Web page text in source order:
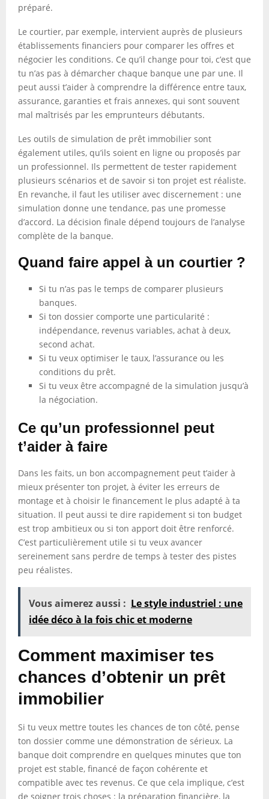
préparé.
Le courtier, par exemple, intervient auprès de plusieurs
établissements financiers pour comparer les offres et
négocier les conditions. Ce qu’il change pour toi, c’est que
tu n’as pas à démarcher chaque banque une par une. Il
peut aussi t’aider à comprendre la différence entre taux,
assurance, garanties et frais annexes, qui sont souvent
mal maîtrisés par les emprunteurs débutants.
Les outils de simulation de prêt immobilier sont
également utiles, qu’ils soient en ligne ou proposés par
un professionnel. Ils permettent de tester rapidement
plusieurs scénarios et de savoir si ton projet est réaliste.
En revanche, il faut les utiliser avec discernement : une
simulation donne une tendance, pas une promesse
d’accord. La décision finale dépend toujours de l’analyse
complète de la banque.
Quand faire appel à un courtier ?
Si tu n’as pas le temps de comparer plusieurs
banques.
Si ton dossier comporte une particularité :
indépendance, revenus variables, achat à deux,
second achat.
Si tu veux optimiser le taux, l’assurance ou les
conditions du prêt.
Si tu veux être accompagné de la simulation jusqu’à
la négociation.
Ce qu’un professionnel peut
t’aider à faire
Dans les faits, un bon accompagnement peut t’aider à
mieux présenter ton projet, à éviter les erreurs de
montage et à choisir le financement le plus adapté à ta
situation. Il peut aussi te dire rapidement si ton budget
est trop ambitieux ou si ton apport doit être renforcé.
C’est particulièrement utile si tu veux avancer
sereinement sans perdre de temps à tester des pistes
peu réalistes.
Vous aimerez aussi : Le style industriel : une
idée déco à la fois chic et moderne
Comment maximiser tes
chances d’obtenir un prêt
immobilier
Si tu veux mettre toutes les chances de ton côté, pense
ton dossier comme une démonstration de sérieux. La
banque doit comprendre en quelques minutes que ton
projet est stable, financé de façon cohérente et
compatible avec tes revenus. Ce que cela implique, c’est
de soigner trois choses : la préparation financière, la